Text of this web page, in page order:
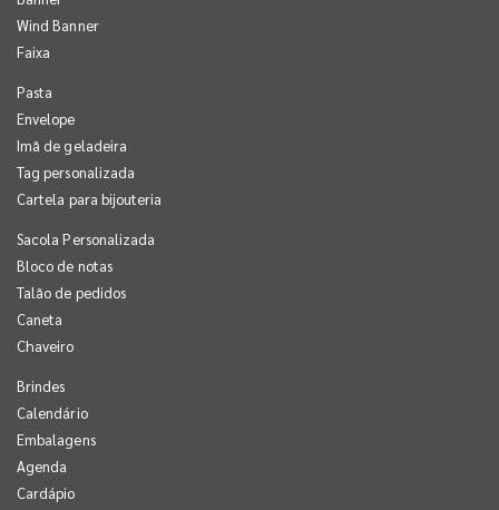
Wind Banner
Faixa
Pasta
Envelope
Imã de geladeira
Tag personalizada
Cartela para bijouteria
Sacola Personalizada
Bloco de notas
Talão de pedidos
Caneta
Chaveiro
Brindes
Calendário
Embalagens
Agenda
Cardápio